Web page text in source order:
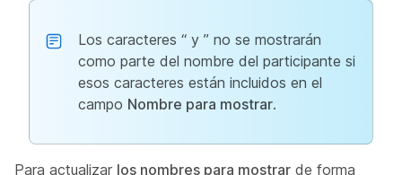
Los caracteres “ y ” no se mostrarán
como parte del nombre del participante si
esos caracteres están incluidos en el
campo Nombre para mostrar.
Para actualizar los nombres para mostrar de forma